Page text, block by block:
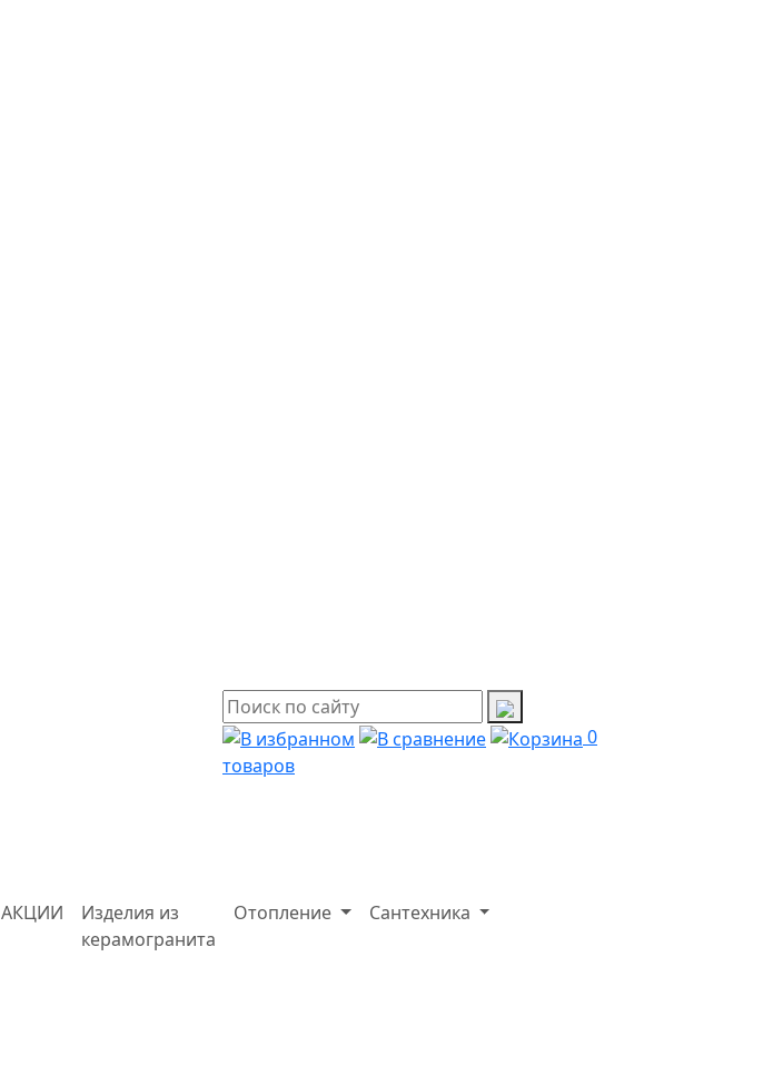
АКЦИИ
Изделия из
керамогранита
Отопление Сантехника
0
товаров